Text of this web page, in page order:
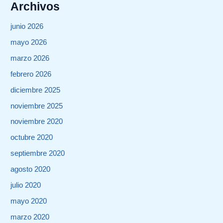
Archivos
junio 2026
mayo 2026
marzo 2026
febrero 2026
diciembre 2025
noviembre 2025
noviembre 2020
octubre 2020
septiembre 2020
agosto 2020
julio 2020
mayo 2020
marzo 2020